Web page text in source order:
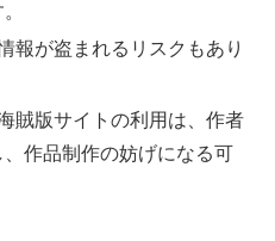
報が盗まれるリスクもあり
賊版サイトの利用は、作者
作品制作の妨げになる可